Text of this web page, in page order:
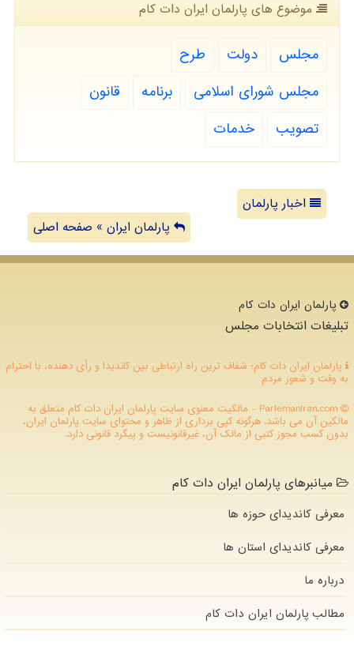
موضوع های پارلمان ایران دات كام
مجلس دولت
طرح
مجلس شورای اسلامی
برنامه
قانون
تصویب
خدمات
اخبار پارلمان
پارلمان ایران » صفحه اصلی
پارلمان ایران دات كام
تبلیغات انتخابات مجلس
پارلمان ایران دات کام؛ شفاف ترین راه ارتباطی بین کاندیدا و رأی دهنده، با احترام
به وقت و شعور مردم
ParlemanIran.com - مالکیت معنوی سایت پارلمان ایران دات كام متعلق به
مالکین آن می باشد. هرگونه کپی برداری از ظاهر و محتوای سایت پارلمان ایران،
بدون کسب مجوز کتبی از مالک آن، غیرقانونیست و پیگرد قانونی دارد.
میانبرهای پارلمان ایران دات کام
معرفی کاندیدای حوزه ها
معرفی کاندیدای استان ها
درباره ما
مطالب پارلمان ایران دات كام